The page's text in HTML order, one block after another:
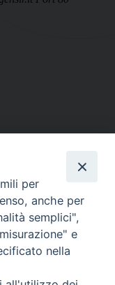
ALBANO
06.9323844
9:00 - 13:00
per
anche per
semplici",
e
nella